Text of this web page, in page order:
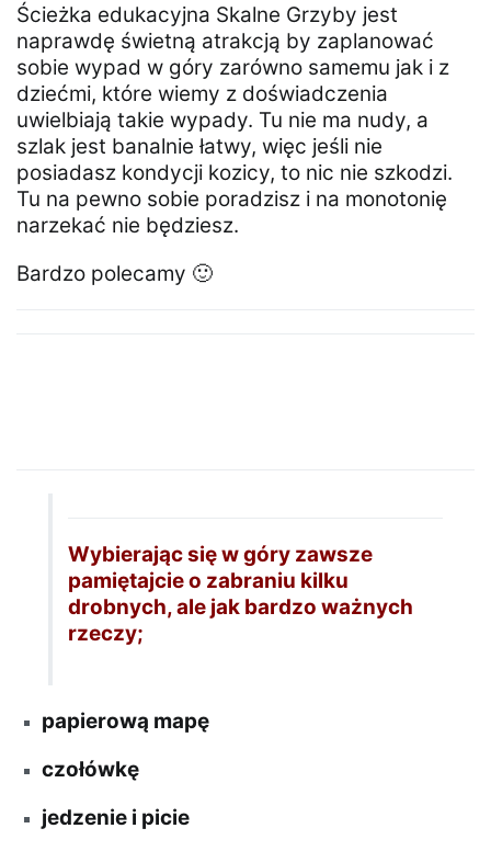
Ścieżka edukacyjna Skalne Grzyby jest
naprawdę świetną atrakcją by zaplanować
sobie wypad w góry zarówno samemu jak i z
dziećmi, które wiemy z doświadczenia
uwielbiają takie wypady. Tu nie ma nudy, a
szlak jest banalnie łatwy, więc jeśli nie
posiadasz kondycji kozicy, to nic nie szkodzi.
Tu na pewno sobie poradzisz i na monotonię
narzekać nie będziesz.
Bardzo polecamy 🙂
Wybierając się w góry zawsze
pamiętajcie o zabraniu kilku
drobnych, ale jak bardzo ważnych
rzeczy;
papierową mapę
czołówkę
jedzenie i picie